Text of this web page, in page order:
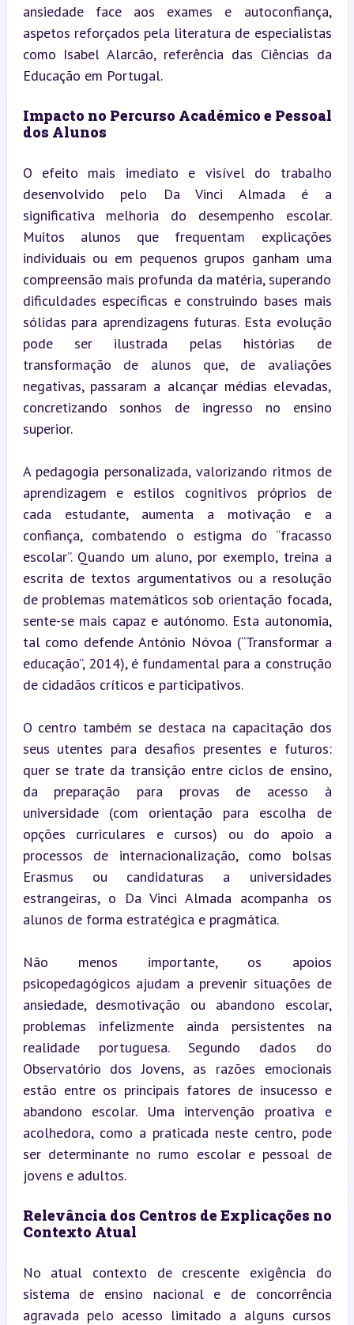
ansiedade face aos exames e autoconfiança,
aspetos reforçados pela literatura de especialistas
como Isabel Alarcão, referência das Ciências da
Educação em Portugal.
Impacto no Percurso Académico e Pessoal
dos Alunos
O efeito mais imediato e visível do trabalho
desenvolvido pelo Da Vinci Almada é a
significativa melhoria do desempenho escolar.
Muitos alunos que frequentam explicações
individuais ou em pequenos grupos ganham uma
compreensão mais profunda da matéria, superando
dificuldades específicas e construindo bases mais
sólidas para aprendizagens futuras. Esta evolução
pode ser ilustrada pelas histórias de
transformação de alunos que, de avaliações
negativas, passaram a alcançar médias elevadas,
concretizando sonhos de ingresso no ensino
superior.
A pedagogia personalizada, valorizando ritmos de
aprendizagem e estilos cognitivos próprios de
cada estudante, aumenta a motivação e a
confiança, combatendo o estigma do “fracasso
escolar”. Quando um aluno, por exemplo, treina a
escrita de textos argumentativos ou a resolução
de problemas matemáticos sob orientação focada,
sente-se mais capaz e autónomo. Esta autonomia,
tal como defende António Nóvoa (“Transformar a
educação”, 2014), é fundamental para a construção
de cidadãos críticos e participativos.
O centro também se destaca na capacitação dos
seus utentes para desafios presentes e futuros:
quer se trate da transição entre ciclos de ensino,
da preparação para provas de acesso à
universidade (com orientação para escolha de
opções curriculares e cursos) ou do apoio a
processos de internacionalização, como bolsas
Erasmus ou candidaturas a universidades
estrangeiras, o Da Vinci Almada acompanha os
alunos de forma estratégica e pragmática.
Não menos importante, os apoios
psicopedagógicos ajudam a prevenir situações de
ansiedade, desmotivação ou abandono escolar,
problemas infelizmente ainda persistentes na
realidade portuguesa. Segundo dados do
Observatório dos Jovens, as razões emocionais
estão entre os principais fatores de insucesso e
abandono escolar. Uma intervenção proativa e
acolhedora, como a praticada neste centro, pode
ser determinante no rumo escolar e pessoal de
jovens e adultos.
Relevância dos Centros de Explicações no
Contexto Atual
No atual contexto de crescente exigência do
sistema de ensino nacional e de concorrência
agravada pelo acesso limitado a alguns cursos